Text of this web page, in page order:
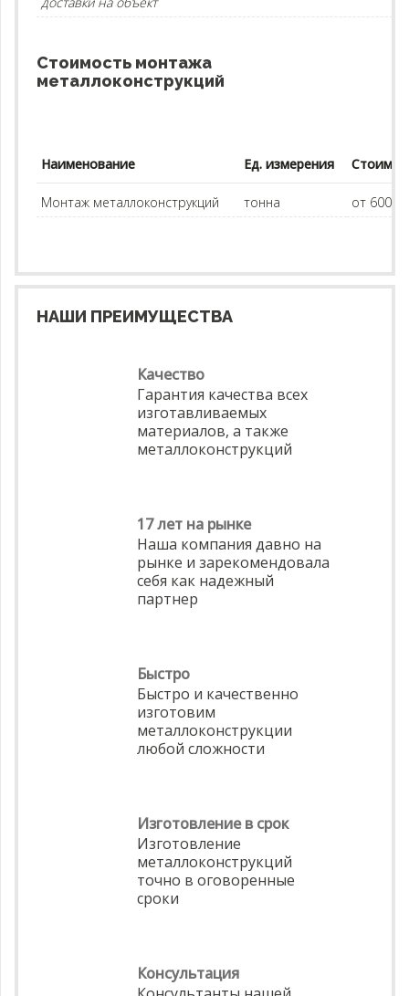
Стоимость монтажа
металлоконструкций
Наименование Ед. измерения
Монтаж металлоконструкций тонна от
НАШИ ПРЕИМУЩЕСТВА
Качество
Гарантия качества всех
изготавливаемых
материалов, а также
металлоконструкций
17 лет на рынке
Наша компания давно на
рынке и зарекомендовала
себя как надежный
партнер
Быстро
Быстро и качественно
изготовим
металлоконструкции
любой сложности
Изготовление в срок
Изготовление
металлоконструкций
точно в оговоренные
сроки
Консультация